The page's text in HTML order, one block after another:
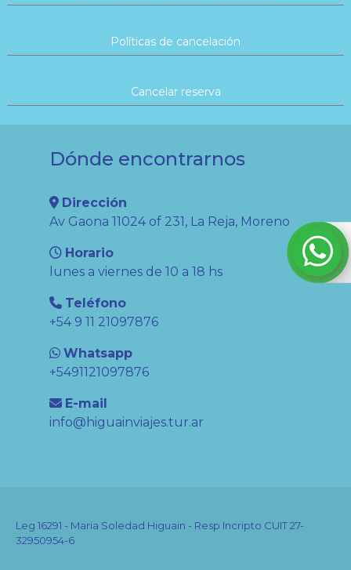
Políticas de cancelación
Cancelar reserva
Dónde encontrarnos
Dirección
Av Gaona 11024 of 231, La Reja, Moreno
Horario
lunes a viernes de 10 a 18 hs
Teléfono
+54 9 11 21097876
Whatsapp
+5491121097876
E-mail
info@higuainviajes.tur.ar
Leg 16291 - Maria Soledad Higuain - Resp Incripto CUIT 27-
32950954-6